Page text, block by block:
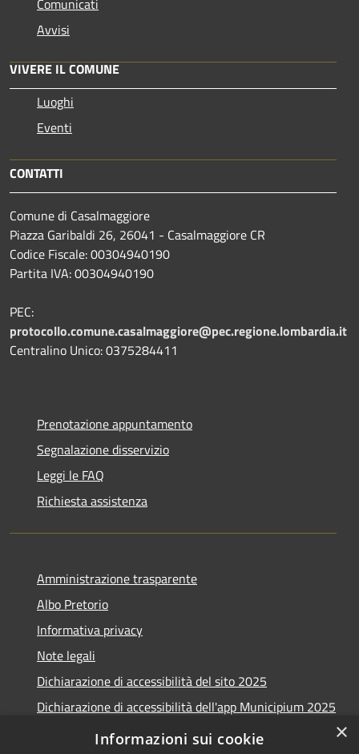
Comunicati
Avvisi
VIVERE IL COMUNE
Luoghi
Eventi
CONTATTI
Comune di Casalmaggiore
Piazza Garibaldi 26, 26041 - Casalmaggiore CR
Codice Fiscale: 00304940190
Partita IVA: 00304940190
PEC:
protocollo.comune.casalmaggiore@pec.regione.lombardia.it
Centralino Unico: 0375284411
Prenotazione appuntamento
Segnalazione disservizio
Leggi le FAQ
Richiesta assistenza
Amministrazione trasparente
Albo Pretorio
Informativa privacy
Note legali
Dichiarazione di accessibilità del sito 2025
Dichiarazione di accessibilità dell'app Municipium 2025
Obiettivi accessibilità 2025
×
Informazioni sui cookie